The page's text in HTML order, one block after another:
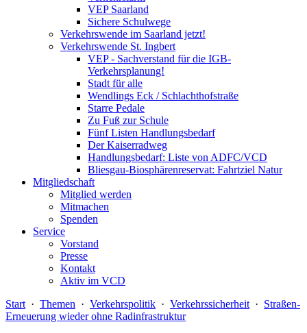
VEP Saarland
Sichere Schulwege
Verkehrswende im Saarland jetzt!
Verkehrswende St. Ingbert
VEP - Sachverstand für die IGB-
Verkehrsplanung!
Stadt für alle
Wendlings Eck / Schlachthofstraße
Starre Pedale
Zu Fuß zur Schule
Fünf Listen Handlungsbedarf
Der Kaiserradweg
Handlungsbedarf: Liste von ADFC/VCD
Bliesgau-Biosphärenreservat: Fahrtziel Natur
Mitgliedschaft
Mitglied werden
Mitmachen
Spenden
Service
Vorstand
Presse
Kontakt
Aktiv im VCD
Start · Themen · Verkehrspolitik · Verkehrssicherheit · Straßen-
Erneuerung wieder ohne Radinfrastruktur